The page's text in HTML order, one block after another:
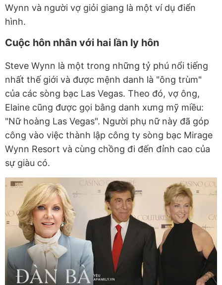
Wynn và người vợ giỏi giang là một ví dụ điển
hình.
Cuộc hôn nhân với hai lần ly hôn
Steve Wynn là một trong những tỷ phú nổi tiếng
nhất thế giới và được mệnh danh là "ông trùm"
của các sòng bạc Las Vegas. Theo đó, vợ ông,
Elaine cũng được gọi bằng danh xưng mỹ miều:
"Nữ hoàng Las Vegas". Người phụ nữ này đã góp
công vào việc thành lập công ty sòng bạc Mirage
Wynn Resort và cùng chồng đi đến đỉnh cao của
sự giàu có.